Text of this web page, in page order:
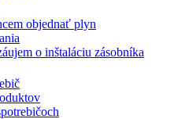
objednať plyn
o inštaláciu zásobníka